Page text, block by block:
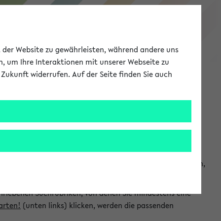
eKVV
und so gezielt die Veranstaltungen heraussuchen,
Suchrubriken, von denen Sie mindestens eine
(unten links) klicken, werden die passenden
Website zu gewährleisten, während andere uns
um Ihre Interaktionen mit unserer Webseite zu
widerrufen. Auf der Seite finden Sie auch